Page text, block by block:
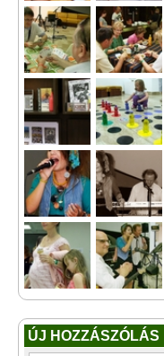
ÚJ HOZZÁSZÓLÁS